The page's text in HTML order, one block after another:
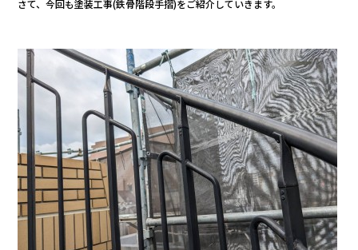
o
o
k
さて、今回も塗装工事(鉄骨階段手摺)をご紹介していきます。